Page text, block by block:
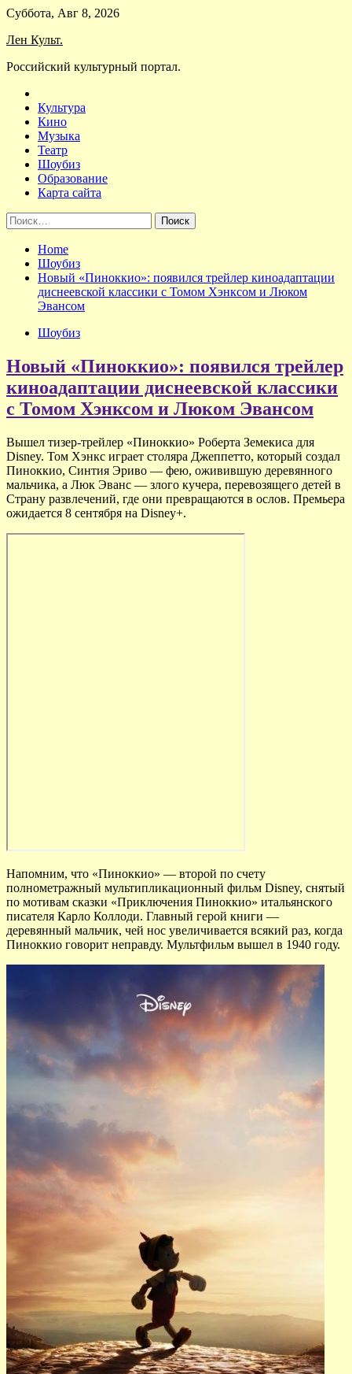
Skip
content
Суббота, Авг 8, 2026
Лен Культ.
Российский культурный портал.
Культура
Кино
Музыка
Театр
Шоубиз
Образование
Карта сайта
Найти:
Home
Шоубиз
Новый «Пиноккио»: появился трейлер киноадаптации
диснеевской классики с Томом Хэнксом и Люком
Эвансом
Шоубиз
Новый «Пиноккио»: появился трейлер
киноадаптации диснеевской классики
с Томом Хэнксом и Люком Эвансом
Вышел тизер-трейлер «Пиноккио» Роберта Земекиса для
Disney. Том Хэнкс играет столяра Джеппетто, который создал
Пиноккио, Синтия Эриво — фею, оживившую деревянного
мальчика, а Люк Эванс — злого кучера, перевозящего детей в
Страну развлечений, где они превращаются в ослов. Премьера
ожидается 8 сентября на Disney+.
Напомним, что «Пиноккио» — второй по счету
полнометражный мультипликационный фильм Disney, снятый
по мотивам сказки «Приключения Пиноккио» итальянского
писателя Карло Коллоди. Главный герой книги —
деревянный мальчик, чей нос увеличивается всякий раз, когда
Пиноккио говорит неправду. Мультфильм вышел в 1940 году.